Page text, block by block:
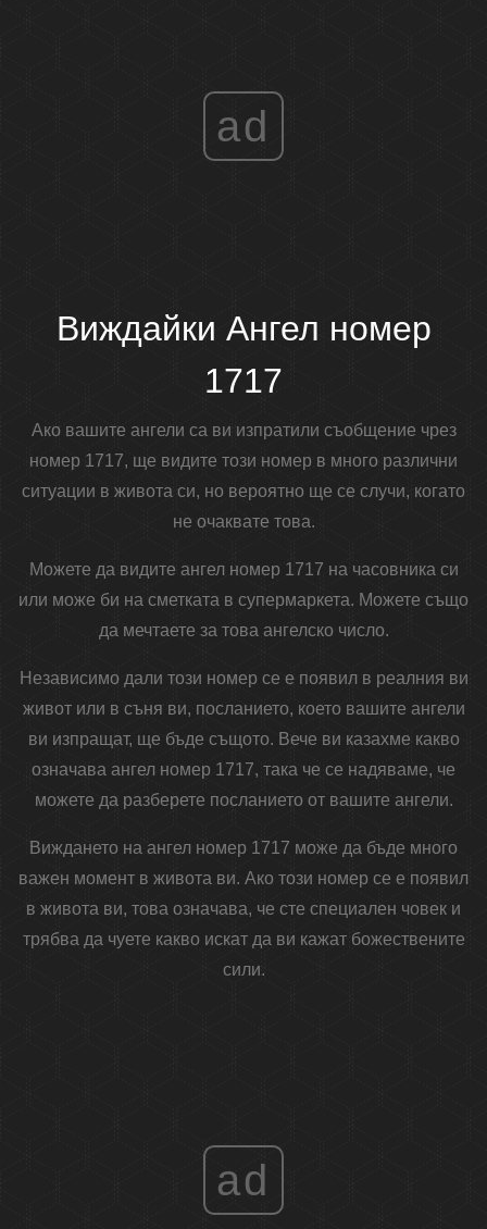
ad
Виждайки Ангел номер
1717
Ако вашите ангели са ви изпратили съобщение чрез
номер 1717, ще видите този номер в много различни
ситуации в живота си, но вероятно ще се случи, когато
не очаквате това.
Можете да видите ангел номер 1717 на часовника си
или може би на сметката в супермаркета. Можете също
да мечтаете за това ангелско число.
Независимо дали този номер се е появил в реалния ви
живот или в съня ви, посланието, което вашите ангели
ви изпращат, ще бъде същото. Вече ви казахме какво
означава ангел номер 1717, така че се надяваме, че
можете да разберете посланието от вашите ангели.
Виждането на ангел номер 1717 може да бъде много
важен момент в живота ви. Ако този номер се е появил
в живота ви, това означава, че сте специален човек и
трябва да чуете какво искат да ви кажат божествените
сили.
ad